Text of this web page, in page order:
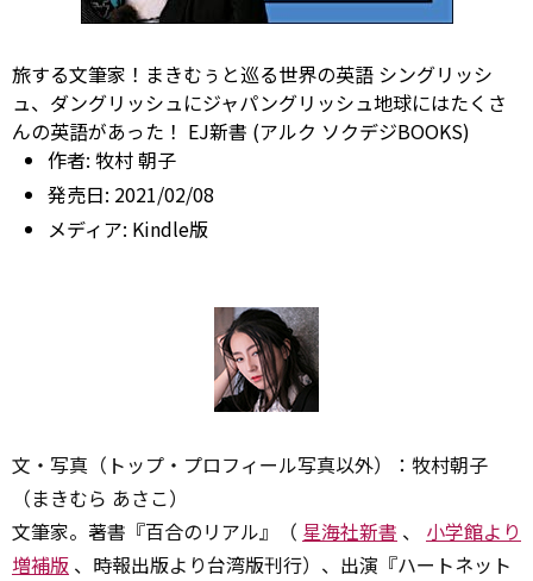
旅する文筆家！まきむぅと巡る世界の英語 シングリッシ
ュ、ダングリッシュにジャパングリッシュ――地球にはたくさ
んの英語があった！ EJ新書 (アルク ソクデジBOOKS)
作者: 牧村 朝子
発売日: 2021/02/08
メディア: Kindle版
文・写真（トップ・プロフィール写真以外）：牧村朝子
（まきむら あさこ）
文筆家。著書『百合のリアル』（ 星海社新書 、 小学館より
増補版 、時報出版より台湾版刊行）、出演『ハートネット